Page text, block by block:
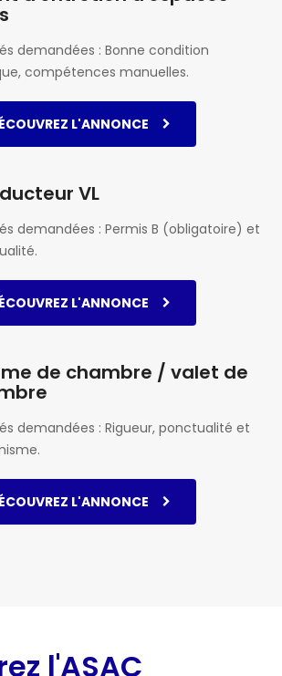
demandées : Bonne condition
compétences manuelles.
L'ANNONCE
VL
demandées : Permis B (obligatoire) et
L'ANNONCE
de chambre / valet de
demandées : Rigueur, ponctualité et
L'ANNONCE
l'ASAC